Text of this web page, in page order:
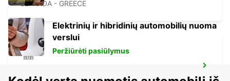
LEFKADA - GREECE
Elektrinių ir hibridinių automobilių nuoma
verslui
Peržiūrėti pasiūlymus